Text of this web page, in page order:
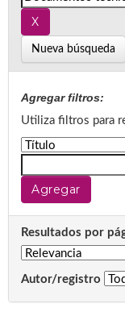
Nueva búsqueda
Agregar filtros:
Utiliza filtros para
Resultados por
Autor/registro